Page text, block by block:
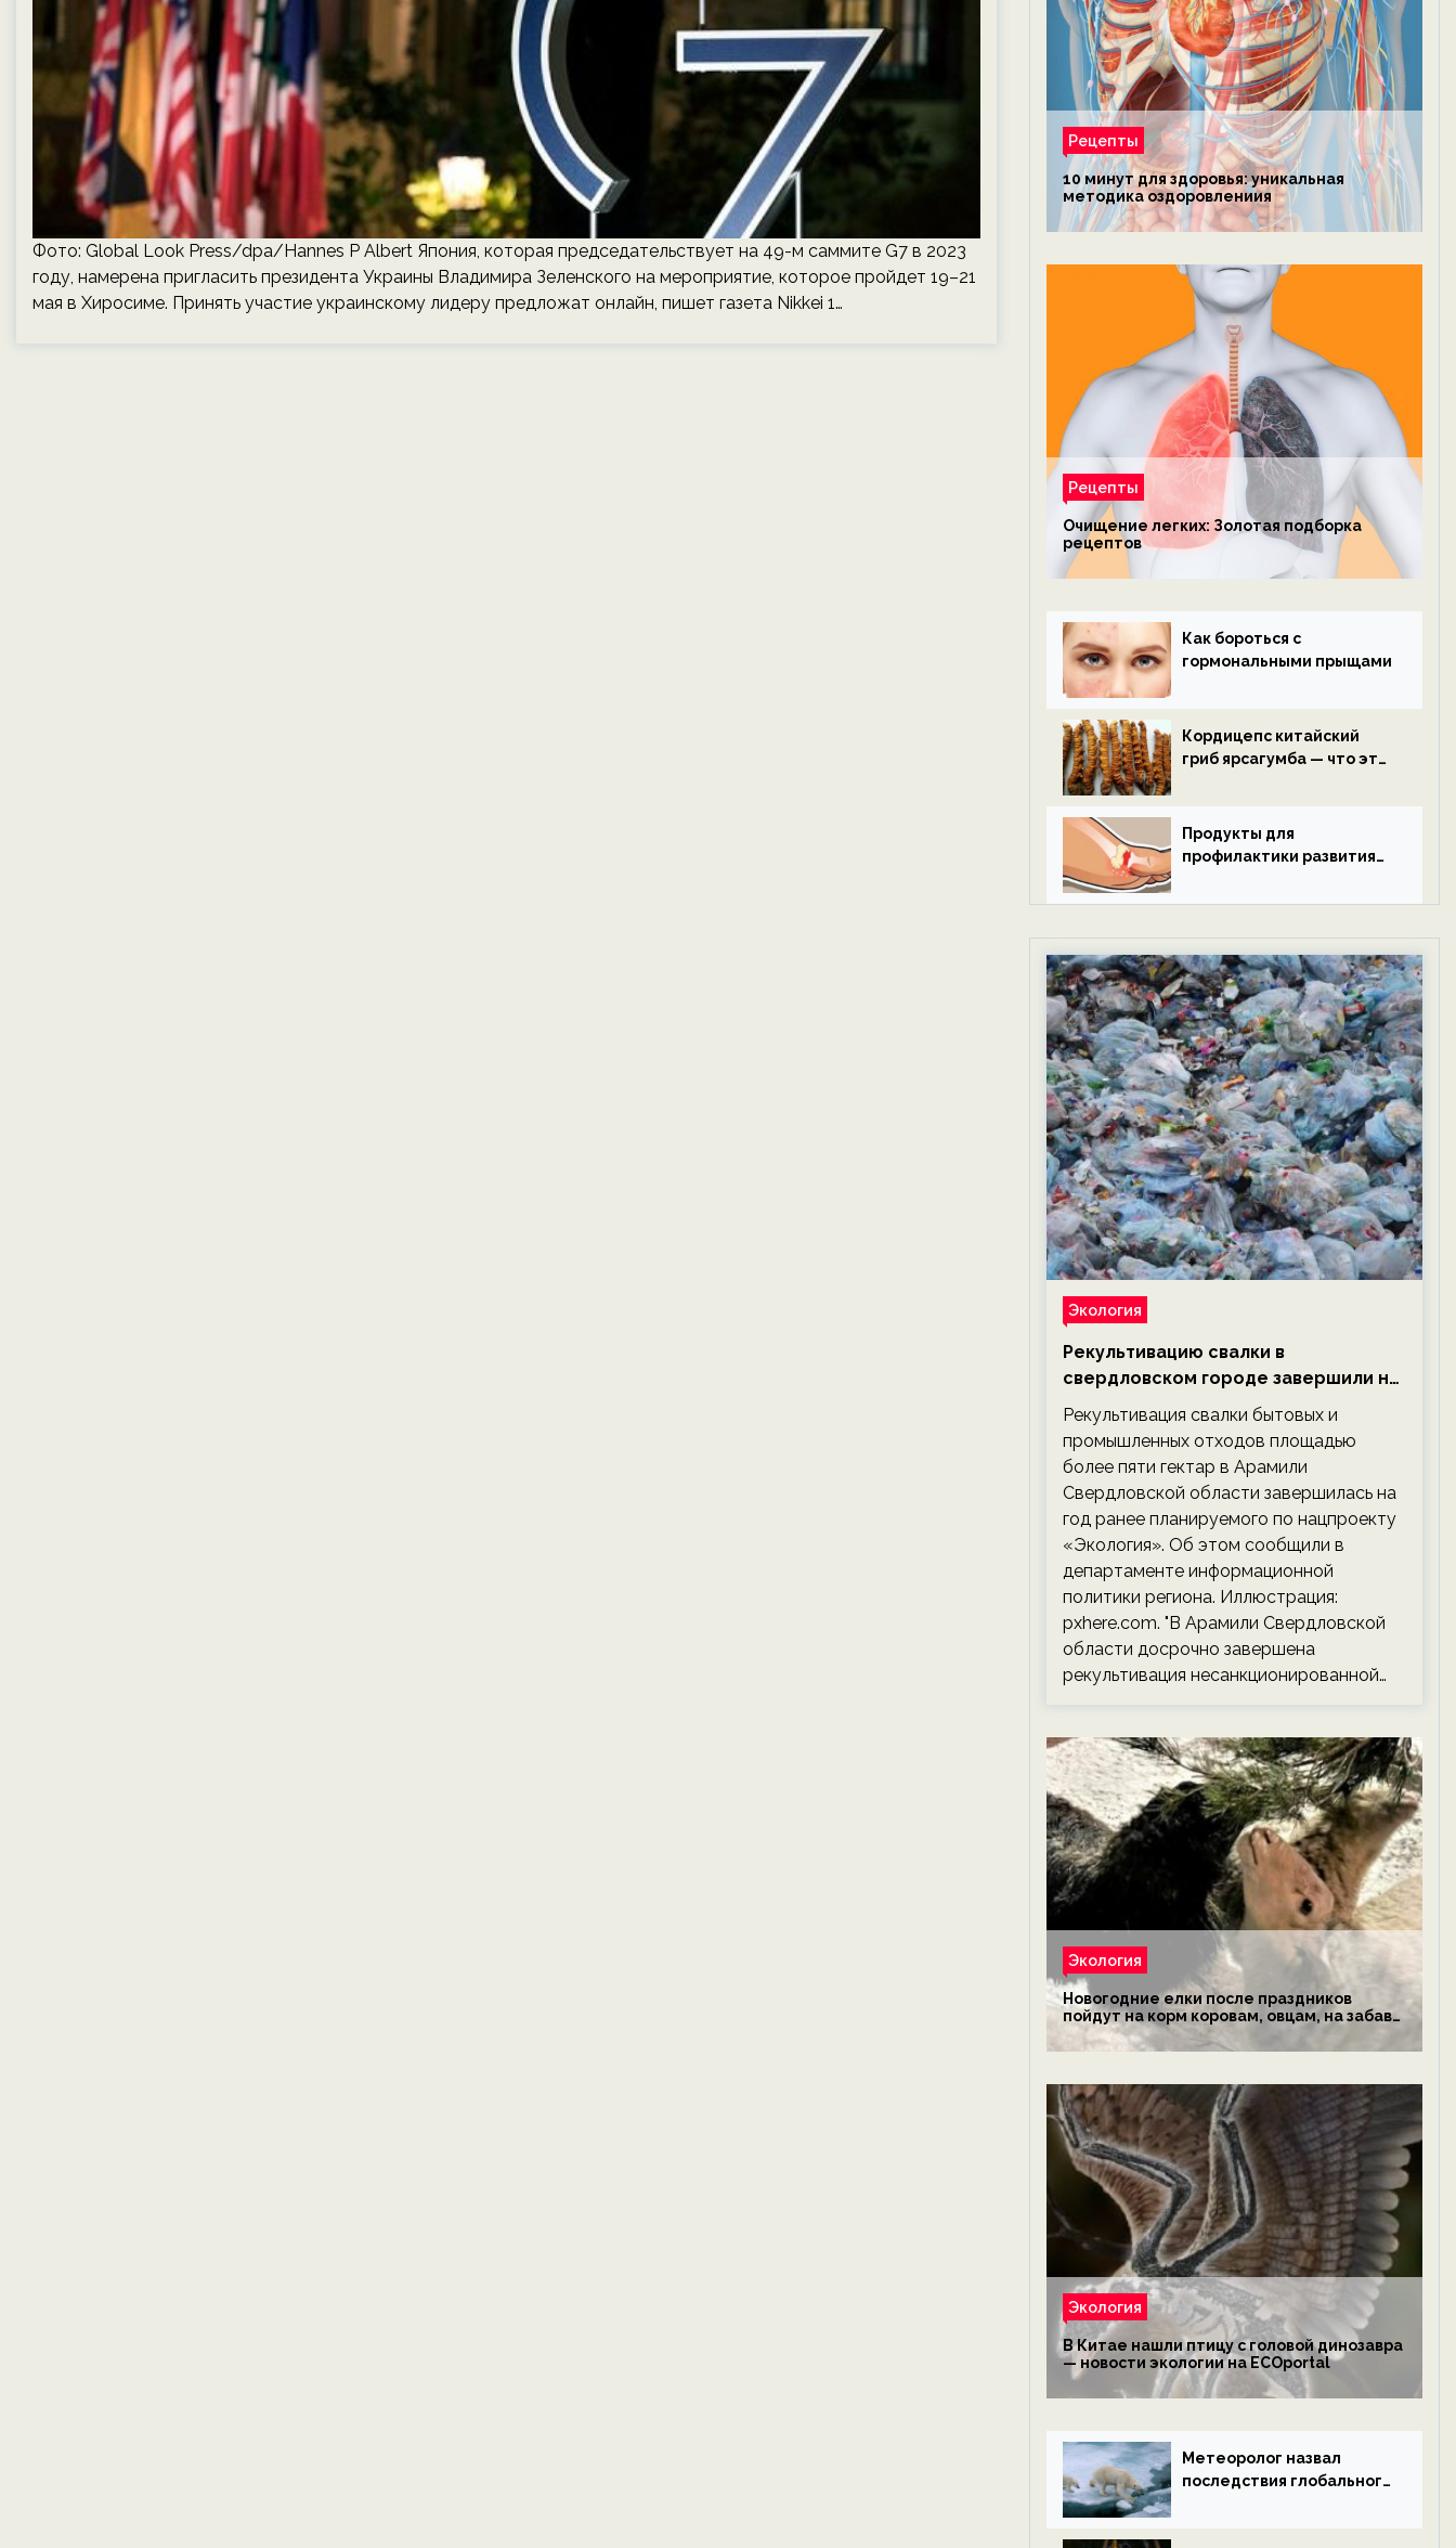
Фото: Global Look Press/dpa/Hannes P Albert Япония, которая председательствует на 49-м саммите G7 в 2023
году, намерена пригласить президента Украины Владимира Зеленского на мероприятие, которое пройдет 19–21
мая в Хиросиме. Принять участие украинскому лидеру предложат онлайн, пишет газета Nikkei 1…
Рецепты
10 минут для здоровья: уникальная
методика оздоровлениия
Рецепты
Очищение легких: Золотая подборка
рецептов
Как бороться с
гормональными прыщами
Кордицепс китайский
гриб ярсагумба — что это
Продукты для
профилактики развития
Экология
Рекультивацию свалки в
свердловском городе завершили на
год раньше планируемого срока —
новости экологии на ECOportal
Рекультивация свалки бытовых и
промышленных отходов площадью
более пяти гектар в Арамили
Свердловской области завершилась на
год ранее планируемого по нацпроекту
«Экология». Об этом сообщили в
департаменте информационной
политики региона. Иллюстрация:
pxhere.com. "В Арамили Свердловской
области досрочно завершена
рекультивация несанкционированной…
Экология
Новогодние елки после праздников
пойдут на корм коровам, овцам, на забаву
обезьянам, львам и леопардам — новости
экологии на ECOportal
Экология
В Китае нашли птицу с головой динозавра
— новости экологии на ECOportal
Метеоролог назвал
последствия глобального